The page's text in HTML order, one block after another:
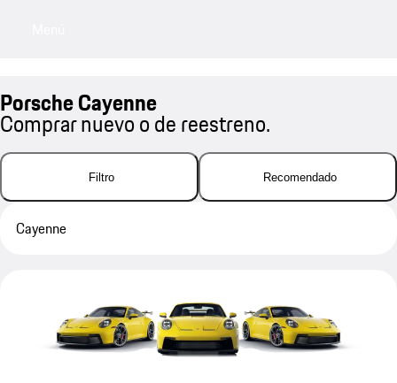
Porsche Cayenne
Comprar nuevo o de reestreno.
Filtro Recomendado
Cayenne